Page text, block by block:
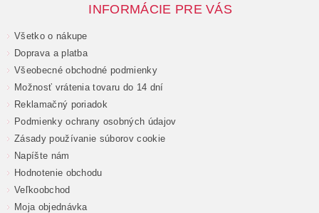
INFORMÁCIE PRE VÁS
Všetko o nákupe
Doprava a platba
Všeobecné obchodné podmienky
Možnosť vrátenia tovaru do 14 dní
Reklamačný poriadok
Podmienky ochrany osobných údajov
Zásady používanie súborov cookie
Napíšte nám
Hodnotenie obchodu
Veľkoobchod
Moja objednávka